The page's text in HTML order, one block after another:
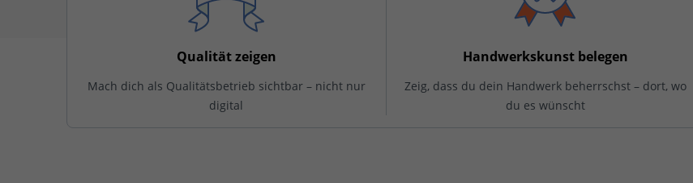
Qualität zeigen
Mach dich als Qualitätsbetrieb sichtbar – nicht nur
digital
Handwerkskunst belegen
Zeig, dass du dein Handwerk beherrschst – dort, wo
du es wünscht